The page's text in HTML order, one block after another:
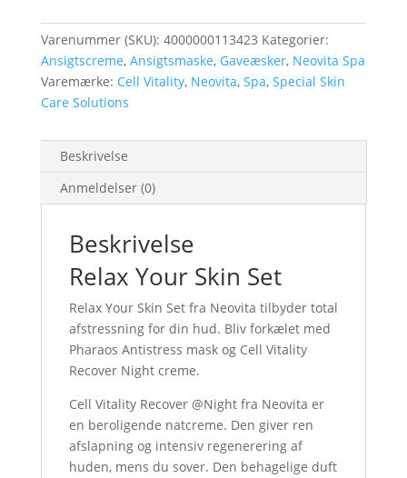
Varenummer (SKU): 4000000113423 Kategorier:
Ansigtscreme, Ansigtsmaske, Gaveæsker, Neovita Spa
Varemærke: Cell Vitality, Neovita, Spa, Special Skin
Care Solutions
Beskrivelse
Anmeldelser (0)
Beskrivelse
Relax Your Skin Set
Relax Your Skin Set fra Neovita tilbyder total
afstressning for din hud. Bliv forkælet med
Pharaos Antistress mask og Cell Vitality
Recover Night creme.
Cell Vitality Recover @Night fra Neovita er
en beroligende natcreme. Den giver ren
afslapning og intensiv regenerering af
huden, mens du sover. Den behagelige duft